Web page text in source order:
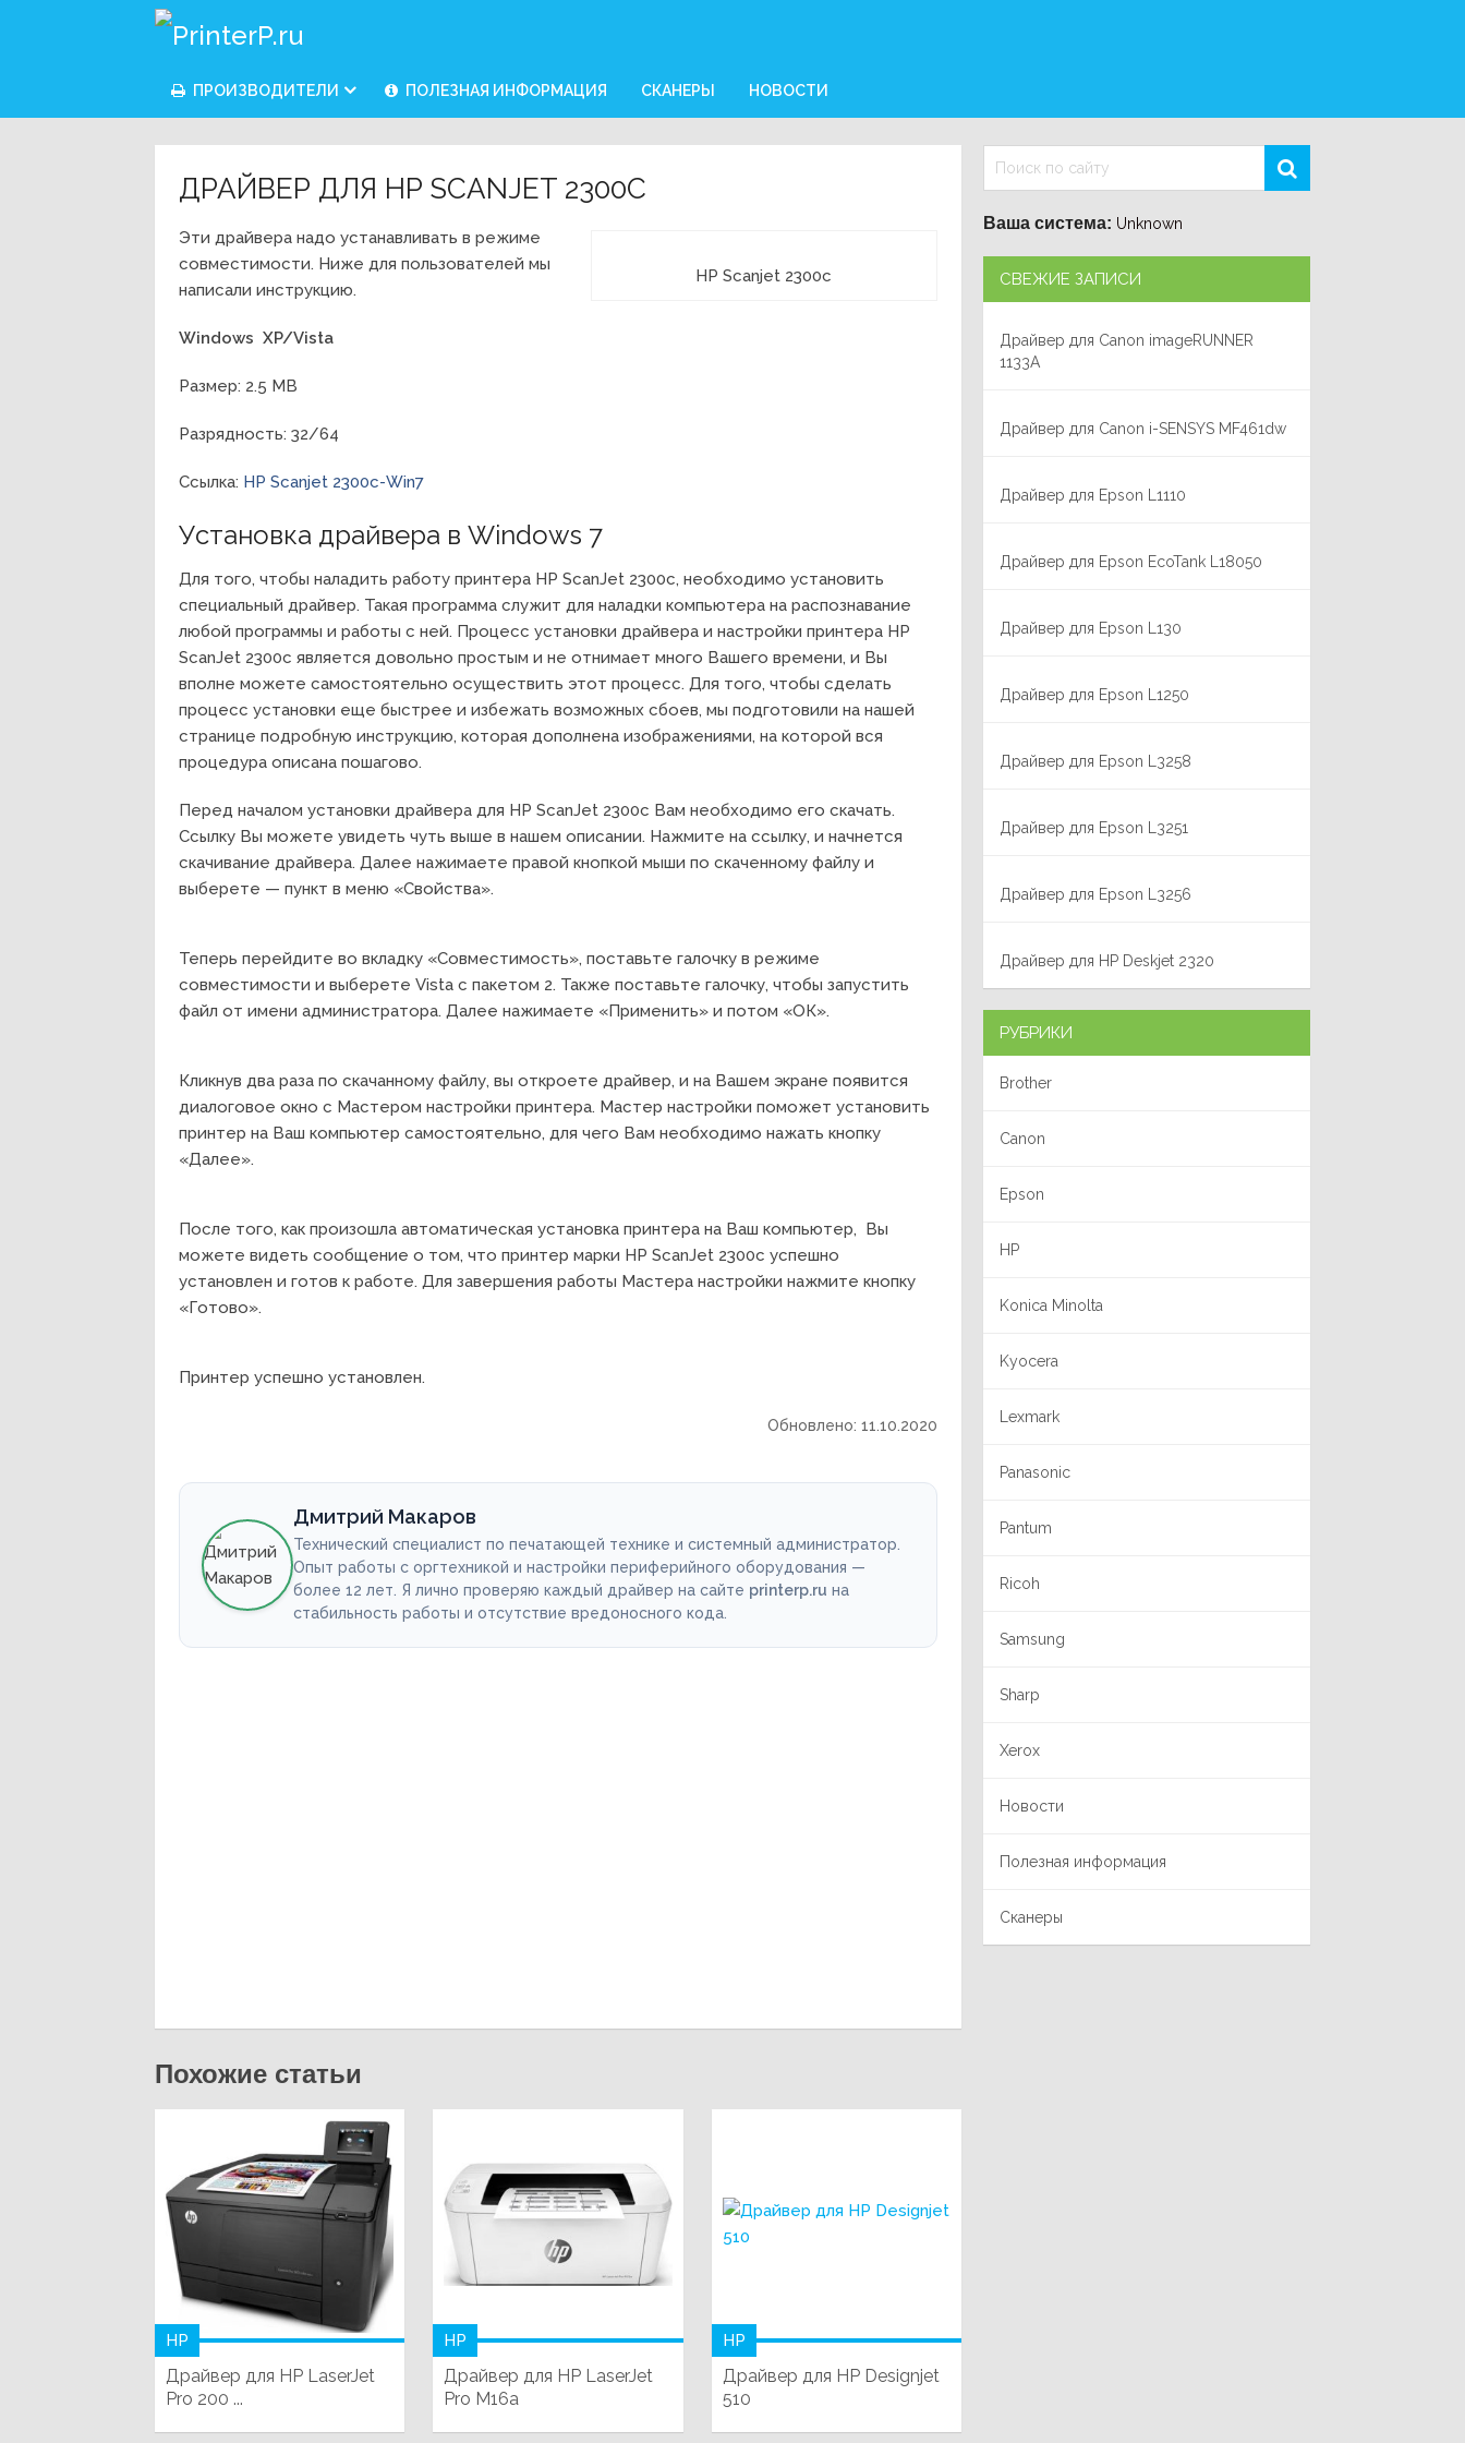
ПРОИЗВОДИТЕЛИ ПОЛЕЗНАЯ ИНФОРМАЦИЯ СКАНЕРЫ НОВОСТИ
ДРАЙВЕР ДЛЯ HP SCANJET 2300C
HP Scanjet 2300c
Эти драйвера надо устанавливать в режиме
совместимости. Ниже для пользователей мы
написали инструкцию.
Windows XP/Vista
Размер: 2.5 MB
Разрядность: 32/64
Ссылка: HP Scanjet 2300c-Win7
Установка драйвера в Windows 7
Для того, чтобы наладить работу принтера HP ScanJet 2300c, необходимо установить
специальный драйвер. Такая программа служит для наладки компьютера на распознавание
любой программы и работы с ней. Процесс установки драйвера и настройки принтера HP
ScanJet 2300c является довольно простым и не отнимает много Вашего времени, и Вы
вполне можете самостоятельно осуществить этот процесс. Для того, чтобы сделать
процесс установки еще быстрее и избежать возможных сбоев, мы подготовили на нашей
странице подробную инструкцию, которая дополнена изображениями, на которой вся
процедура описана пошагово.
Перед началом установки драйвера для HP ScanJet 2300c Вам необходимо его скачать.
Ссылку Вы можете увидеть чуть выше в нашем описании. Нажмите на ссылку, и начнется
скачивание драйвера. Далее нажимаете правой кнопкой мыши по скаченному файлу и
выберете — пункт в меню «Свойства».
Теперь перейдите во вкладку «Совместимость», поставьте галочку в режиме
совместимости и выберете Vista c пакетом 2. Также поставьте галочку, чтобы запустить
файл от имени администратора. Далее нажимаете «Применить» и потом «ОК».
Кликнув два раза по скачанному файлу, вы откроете драйвер, и на Вашем экране появится
диалоговое окно с Мастером настройки принтера. Мастер настройки поможет установить
принтер на Ваш компьютер самостоятельно, для чего Вам необходимо нажать кнопку
«Далее».
После того, как произошла автоматическая установка принтера на Ваш компьютер, Вы
можете видеть сообщение о том, что принтер марки HP ScanJet 2300c успешно
установлен и готов к работе. Для завершения работы Мастера настройки нажмите кнопку
«Готово».
Принтер успешно установлен.
Обновлено: 11.10.2020
Дмитрий Макаров
Технический специалист по печатающей технике и системный администратор.
Опыт работы с оргтехникой и настройки периферийного оборудования —
более 12 лет. Я лично проверяю каждый драйвер на сайте printerp.ru на
стабильность работы и отсутствие вредоносного кода.
Похожие статьи
HP
Драйвер для HP LaserJet
Pro 200 ...
HP
Драйвер для HP LaserJet
Pro M16a
HP
Драйвер для HP Designjet
510
Ваша система: Unknown
СВЕЖИЕ ЗАПИСИ
Драйвер для Canon imageRUNNER
1133A
Драйвер для Canon i-SENSYS MF461dw
Драйвер для Epson L1110
Драйвер для Epson EcoTank L18050
Драйвер для Epson L130
Драйвер для Epson L1250
Драйвер для Epson L3258
Драйвер для Epson L3251
Драйвер для Epson L3256
Драйвер для HP Deskjet 2320
РУБРИКИ
Brother
Canon
Epson
HP
Konica Minolta
Kyocera
Lexmark
Panasonic
Pantum
Ricoh
Samsung
Sharp
Xerox
Новости
Полезная информация
Сканеры